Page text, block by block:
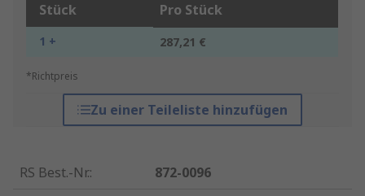
Stück Pro Stück
1 + 287,21 €
*Richtpreis
Zu einer Teileliste hinzufügen
RS Best.-Nr.:
872-0096